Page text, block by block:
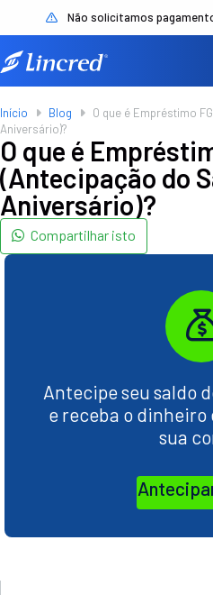
Não solicitamos
Início Blog
O que é Empréstimo
Aniversário)?
O que é
(Antecipação do
Aniversário)?
Compartilhar isto
Antecipe seu saldo
e receba o dinheiro
sua